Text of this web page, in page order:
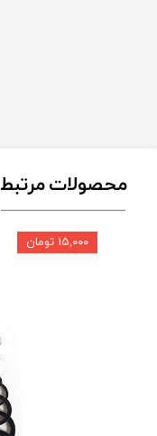
محصولات مرتبط
۱۵,۰۰۰ تومان